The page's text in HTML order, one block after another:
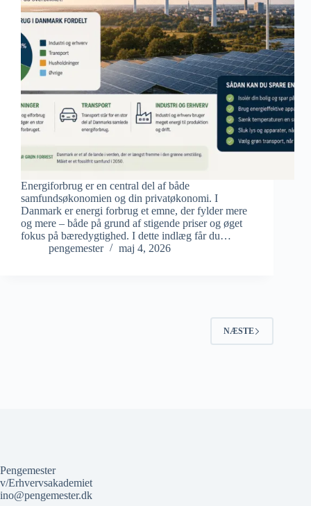
Energiforbrug er en central del af både
samfundsøkonomien og din privatøkonomi. I
Danmark er energi forbrug et emne, der fylder mere
og mere – både på grund af stigende priser og øget
fokus på bæredygtighed. I dette indlæg får du…
pengemester
maj 4, 2026
NÆSTE
Pengemester
v/Erhvervsakademiet
ino@pengemester.dk